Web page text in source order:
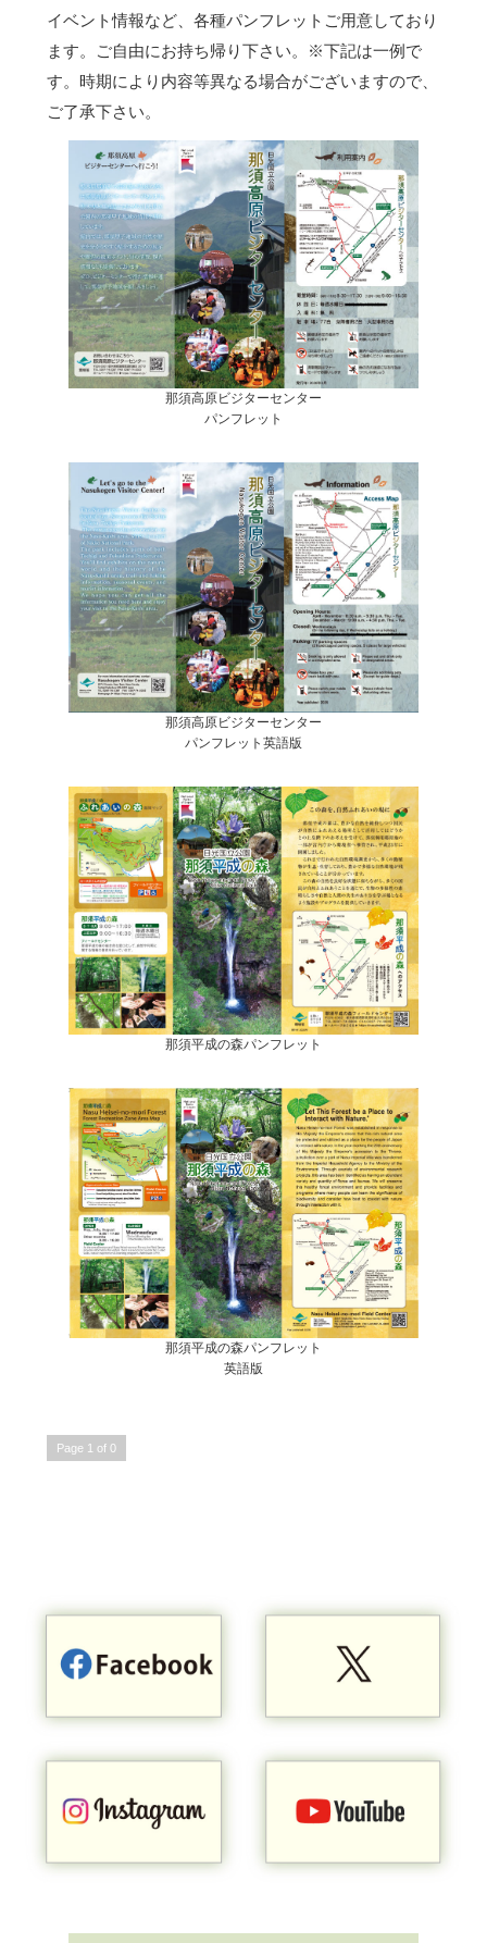
イベント情報など、各種パンフレットご用意しており
ます。ご自由にお持ち帰り下さい。
※下記は一例で
す。時期により内容等異なる場合がございますので、
ご了承下さい。
那須高原ビジターセンター
パンフレット
那須高原ビジターセンター
パンフレット英語版
那須平成の森パンフレット
那須平成の森パンフレット
英語版
Page 1 of 0